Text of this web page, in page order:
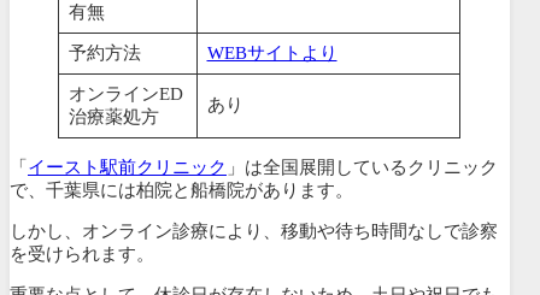
有無
予約方法 WEBサイトより
オンラインED
治療薬処方
あり
「 イースト駅前クリニック 」は全国展開しているクリニック
で、千葉県には柏院と船橋院があります。
しかし、オンライン診療により、移動や待ち時間なしで診察
を受けられます。